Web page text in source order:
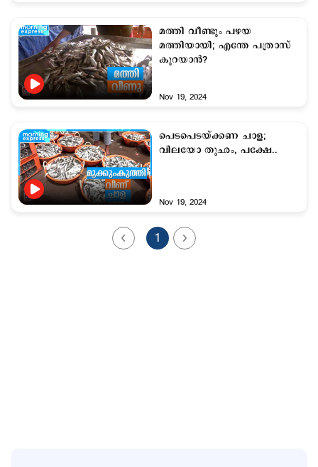
മത്തി വീണ്ടും പഴയ
മത്തിയായി; എന്തേ പത്രാസ്
കുറയാന്‍?
Nov 19, 2024
പെടപെടയ്ക്കണ ചാള;
വിലയോ തുഛം, പക്ഷേ..
Nov 19, 2024
1